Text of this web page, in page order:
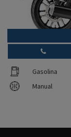
Gasolina
Manual